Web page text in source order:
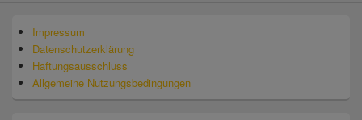
Impressum
Datenschutzerklärung
Haftungsausschluss
Allgemeine Nutzungsbedingungen